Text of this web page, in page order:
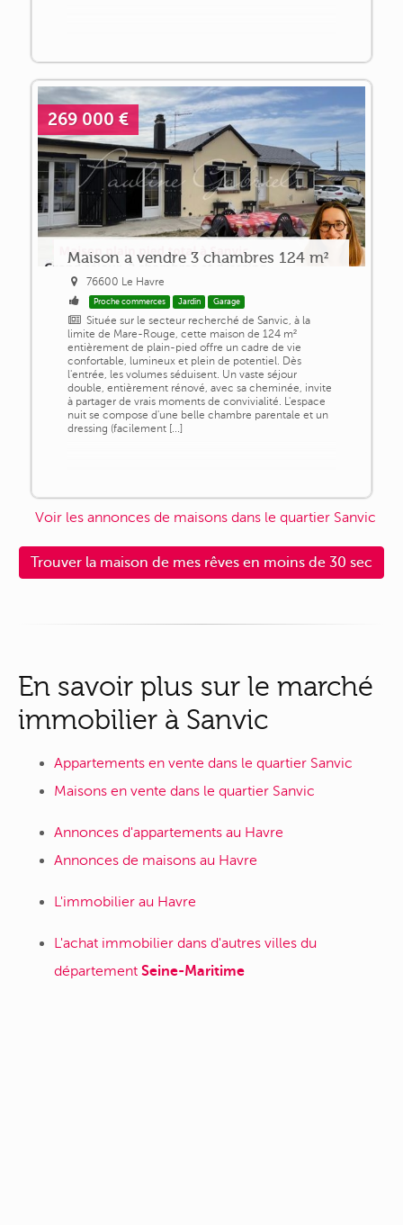
269 000 €
Maison a vendre 3 chambres 124 m²
76600 Le Havre
Proche commerces Jardin Garage
Située sur le secteur recherché de Sanvic, à la
limite de Mare-Rouge, cette maison de 124 m²
entièrement de plain-pied offre un cadre de vie
confortable, lumineux et plein de potentiel. Dès
l'entrée, les volumes séduisent. Un vaste séjour
double, entièrement rénové, avec sa cheminée, invite
à partager de vrais moments de convivialité. L'espace
nuit se compose d'une belle chambre parentale et un
dressing (facilement [...]
Voir les annonces de maisons dans le quartier Sanvic
Trouver la maison de mes rêves en moins de 30 sec
En savoir plus sur le marché
immobilier à Sanvic
Appartements en vente dans le quartier Sanvic
Maisons en vente dans le quartier Sanvic
Annonces d'appartements au Havre
Annonces de maisons au Havre
L'immobilier au Havre
L'achat immobilier dans d'autres villes du
département Seine-Maritime